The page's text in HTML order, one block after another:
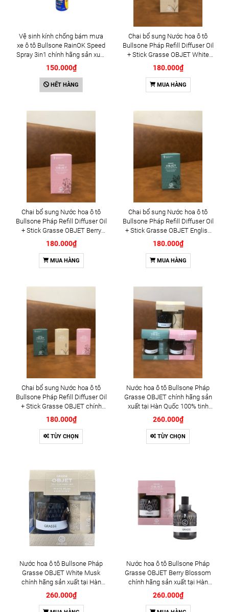
Vệ sinh kính chống bám mưa
xe ô tô Bullsone RainOK Speed
Spray 3in1 chính hãng sản xuất
tại Hàn Quốc
150.000₫
HẾT HÀNG
Chai bổ sung Nước hoa ô tô
Bullsone Pháp Refill Diffuser Oil
+ Stick Grasse OBJET White
Musk chính hãng sản xuất tại
Hàn Quốc 100% tinh dầu thiên
nhiên - Mùi Xạ Hương Ly Ly
trắng
180.000₫
MUA HÀNG
Chai bổ sung Nước hoa ô tô
Bullsone Pháp Refill Diffuser Oil
+ Stick Grasse OBJET Berry
Blossom chính hãng sản xuất
tại Hàn Quốc 100% tinh dầu
thiên nhiên - Mùi Hương Cherry
180.000₫
MUA HÀNG
Chai bổ sung Nước hoa ô tô
Bullsone Pháp Refill Diffuser Oil
+ Stick Grasse OBJET English
Verbena chính hãng sản xuất
tại Hàn Quốc 100% tinh dầu
thiên nhiên - Mùi hương cỏ roi
ngựa
180.000₫
MUA HÀNG
Chai bổ sung Nước hoa ô tô
Bullsone Pháp Refill Diffuser Oil
+ Stick Grasse OBJET chính
hãng sản xuất tại Hàn Quốc
100% tinh dầu thiên nhiên - Có 3
Mùi Hương: English Verbena,
Berry Blossom, White Musk
180.000₫
TÙY CHỌN
Nước hoa ô tô Bullsone Pháp
Grasse OBJET chính hãng sản
xuất tại Hàn Quốc 100% tinh
dầu thiên nhiên - Có 3 mùi
hương: English Verbena, Berry
Blossom, White Musk
260.000₫
TÙY CHỌN
Nước hoa ô tô Bullsone Pháp
Grasse OBJET White Musk
chính hãng sản xuất tại Hàn
Quốc 100% tinh dầu thiên nhiên
- Mùi Xạ Hương Ly Ly trắng
260.000₫
Nước hoa ô tô Bullsone Pháp
Grasse OBJET Berry Blossom
chính hãng sản xuất tại Hàn
Quốc 100% tinh dầu thiên nhiên
- Mùi Hương Cherry
260.000₫